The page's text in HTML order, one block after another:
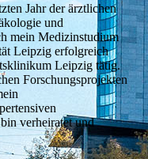
Jahr der ärztlichen
und
mein Medizinstudium
Leipzig erfolgreich
Leipzig tätig.
Forschungsprojekten
verheiratet und